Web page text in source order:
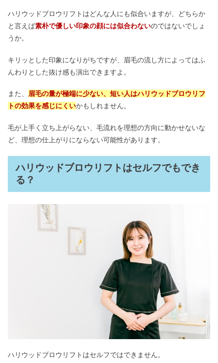
ハリウッドブロウリフトはどんな人にも似合いますが、どちらか
と言えば素朴で優しい印象の顔には似合わないのではないでしょ
うか。
キリッとした印象になりがちですが、眉毛の流し方によってはふ
んわりとした抜け感も演出できますよ。
また、 眉毛の量が極端に少ない、短い人はハリウッドブロウリフ
トの効果を感じにくいかもしれません。
毛が上手く立ち上がらない、毛流れを理想の方向に動かせないな
ど、理想の仕上がりにならない可能性があります。
ハリウッドブロウリフトはセルフでもでき
る？
ハリウッドブロウリフトはセルフではできません。